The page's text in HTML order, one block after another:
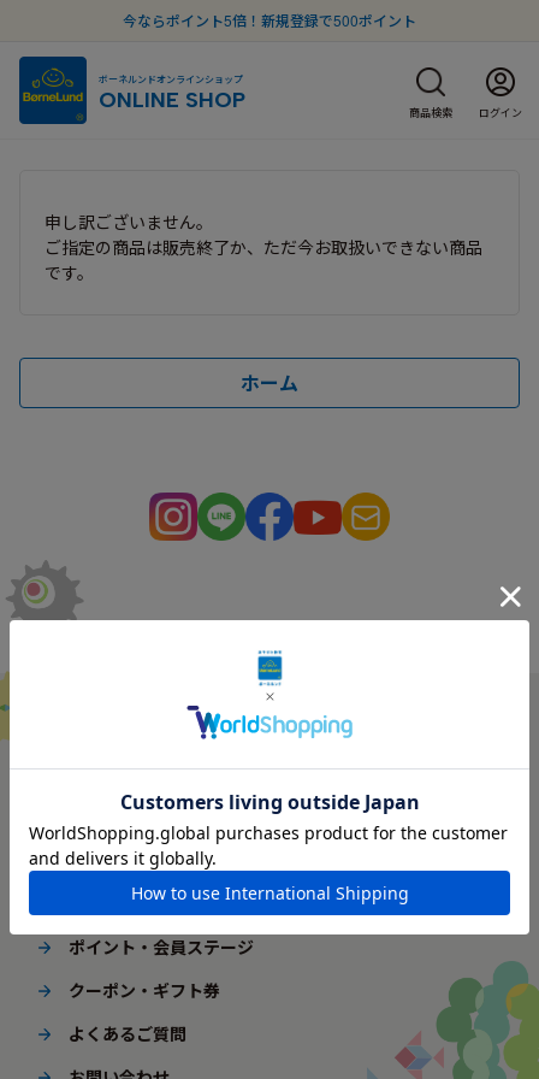
今ならポイント5倍！新規登録で500ポイント
ボーネルンドオンラインショップ
ONLINE SHOP 商品検索 ログイン
申し訳ございません。
ご指定の商品は販売終了か、ただ今お取扱いできない商品
です。
ホーム
ご利用ガイド
はじめてご利用の方へ
配送・送料
ギフト包装
ポイント・会員ステージ
クーポン・ギフト券
よくあるご質問